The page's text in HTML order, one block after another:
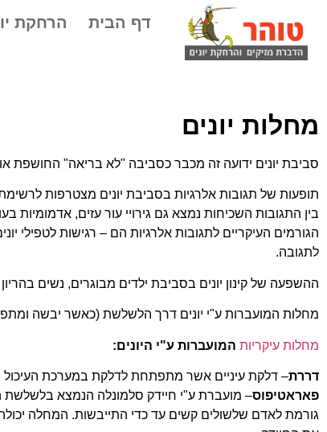
דף הבית הרחקת
מחלות יונים
סביבת יונים ידועה זה מכבר כסביבה "לא בריאה" החושפת
תופעות של תגובות אלרגיות בסביבת יונים מצטרפות
בין התגובות השכיחות נמצא גם גירויי עור עזים, אדמומיות
הגורמים העיקריים לתגובות אלרגיות הם – רגישות לטפילי
לתגובה.
ההשפעה של קינון יונים בסביבת ילדים מבוגרים, נשים
מחלות המועברות ע"י יונים דרך הלשלשת (כאשר יבשה
מחלות עיקריות המועברות ע"י היונים:
דררת– דלקת עיניים אשר מתפתחת לדלקת במערכת העיכול
פאראטיפוס– מועברת ע"י חיידק סלמונלה הנמצא בלשלשת
גורמת לאדם שלשולים קשים עד כדי התייבשות. המחלה